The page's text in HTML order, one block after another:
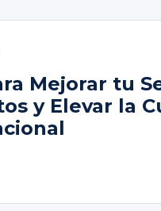
Mejorar tu
y Elevar la